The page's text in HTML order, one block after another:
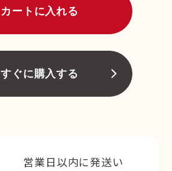
カートに入れる
すぐに購入する
営業日以内に発送い